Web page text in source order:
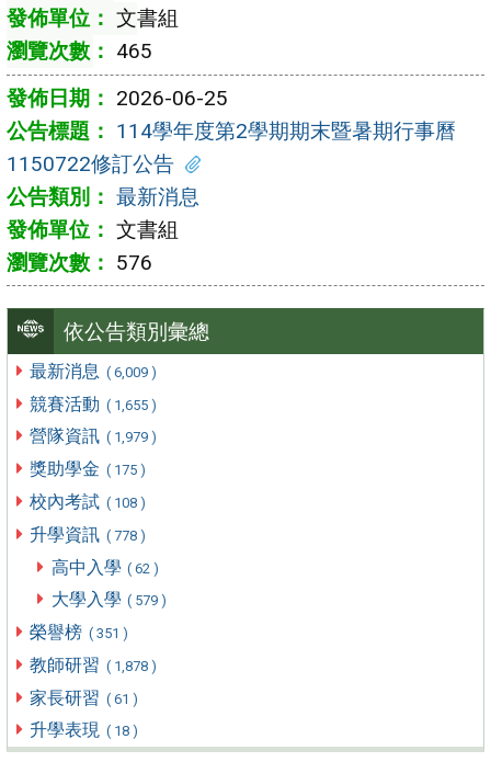
依公告類別彙總
最新消息 ( 6,009 )
競賽活動 ( 1,655 )
營隊資訊 ( 1,979 )
獎助學金 ( 175 )
校內考試 ( 108 )
升學資訊 ( 778 )
高中入學 ( 62 )
大學入學 ( 579 )
榮譽榜 ( 351 )
教師研習 ( 1,878 )
家長研習 ( 61 )
升學表現 ( 18 )
文書組
465
2026-06-25
114學年度第2學期期末暨暑期行事曆
1150722修訂公告
最新消息
文書組
576